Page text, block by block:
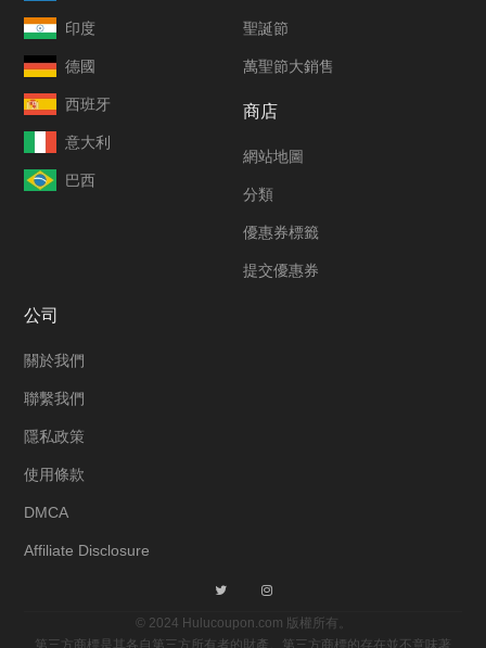
印度
德國
西班牙
意大利
巴西
聖誕節
萬聖節大銷售
商店
網站地圖
分類
優惠券標籤
提交優惠券
公司
關於我們
聯繫我們
隱私政策
使用條款
DMCA
Affiliate Disclosure
© 2024 Hulucoupon.com 版權所有。
第三方商標是其各自第三方所有者的財產。第三方商標的存在並不意味著